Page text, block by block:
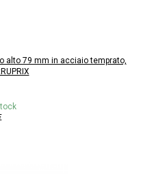
alto 79 mm in acciaio temprato,